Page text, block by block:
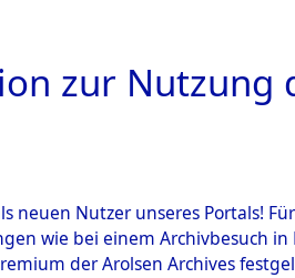
zur Nutzung
neuen Nutzer unseres Portals!
wie bei einem Archivbesuch
der Arolsen Archives